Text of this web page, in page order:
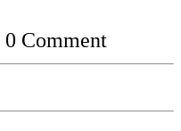
0 Comment